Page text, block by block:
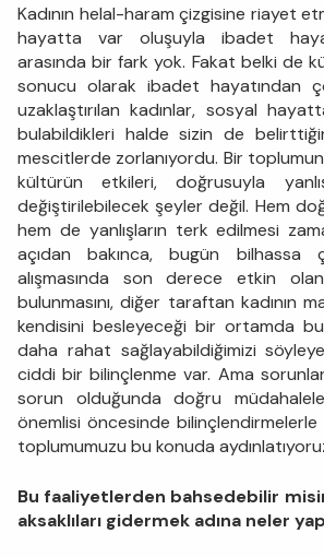
Kadının helal-haram çizgisine riayet
hayatta var oluşuyla ibadet
arasında bir fark yok. Fakat belki de
sonucu olarak ibadet hayatından
uzaklaştırılan kadınlar, sosyal
bulabildikleri halde sizin de
mescitlerde zorlanıyordu. Bir toplumun
kültürün etkileri, doğrusuyla
değiştirilebilecek şeyler değil. Hem
hem de yanlışların terk edilmesi
açıdan bakınca, bugün bilhassa
alışmasında son derece etkin
bulunmasını, diğer taraftan kadının
kendisini besleyeceği bir ortamda
daha rahat sağlayabildiğimizi
ciddi bir bilinçlenme var. Ama
sorun olduğunda doğru
önemlisi öncesinde
toplumumuzu bu konuda
Bu faaliyetlerden bahsedebilir
aksaklıları gidermek adına neler